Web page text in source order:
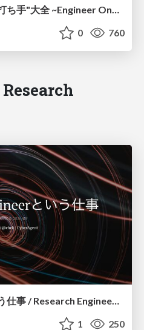
Engineer Onboarding "打ち手"大全 ~Engineer Onboarding Meetupで出てきた手法まとめ~
0 760
1 250